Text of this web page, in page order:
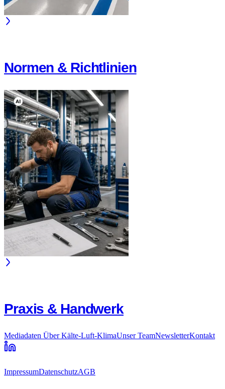
Normen & Richtlinien
Praxis & Handwerk
Mediadaten Über Kälte-Luft-KlimaUnser TeamNewsletterKontakt
ImpressumDatenschutzAGB